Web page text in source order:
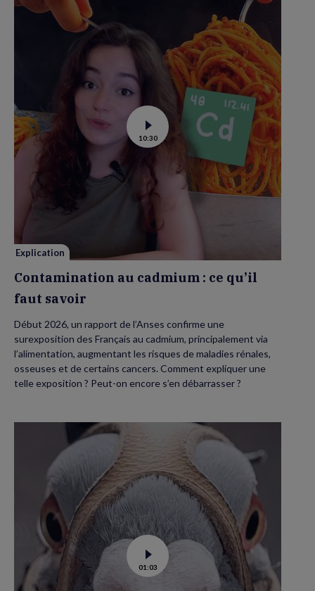
Voir
la
vidéo
Contamination
au
cadmium :
ce
savoir
10:30
Explication
Contamination au cadmium : ce qu’il
faut savoir
Début 2026, un rapport de l’Anses confirme une
surexposition des Français au cadmium, principalement via
l’alimentation, augmentant les risques de maladies rénales,
osseuses et de certains cancers. Comment expliquer une
telle exposition ? Peut-on encore s’en débarrasser ?
Voir
la
vidéo
01:03